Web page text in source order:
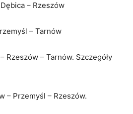
– Rzeszów
– Tarnów
Rzeszów – Tarnów. Szczegóły
– Przemyśl – Rzeszów.